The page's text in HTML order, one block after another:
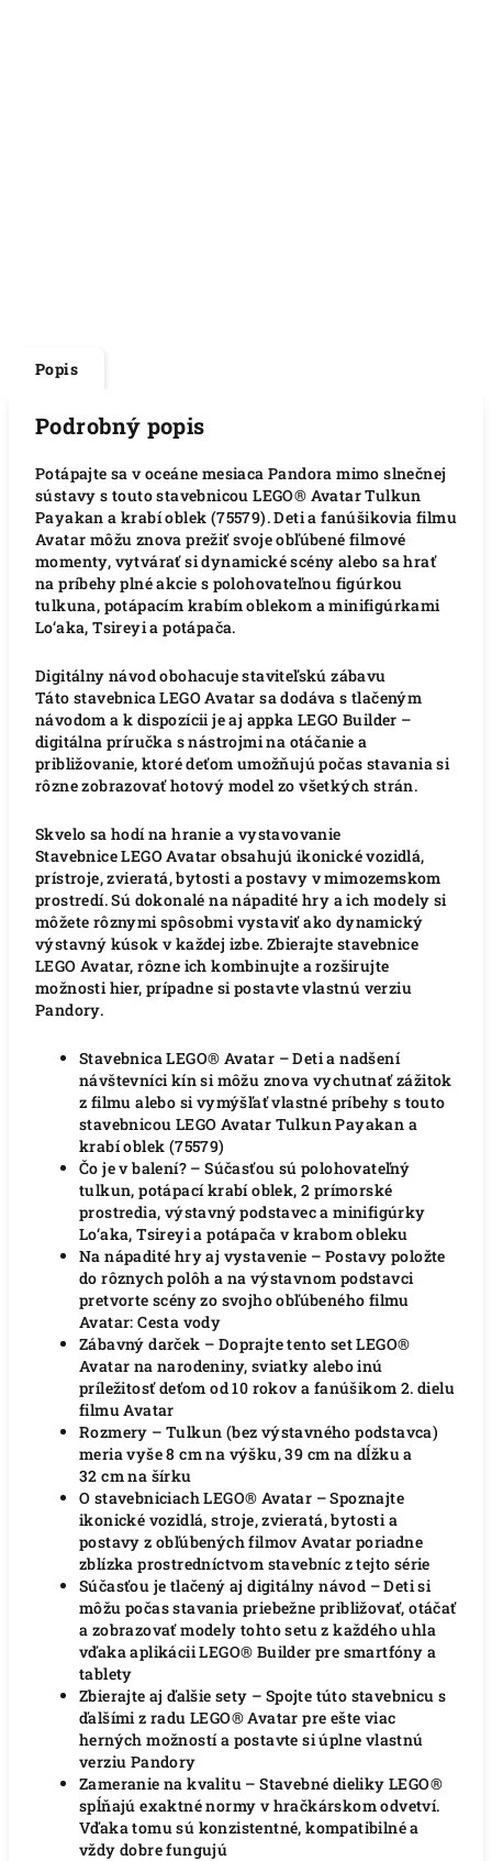
Popis
Podrobný popis
Potápajte sa v oceáne mesiaca Pandora mimo slnečnej
sústavy s touto stavebnicou LEGO® Avatar Tulkun
Payakan a krabí oblek (75579). Deti a fanúšikovia filmu
Avatar môžu znova prežiť svoje obľúbené filmové
momenty, vytvárať si dynamické scény alebo sa hrať
na príbehy plné akcie s polohovateľnou figúrkou
tulkuna, potápacím krabím oblekom a minifigúrkami
Lo‘aka, Tsireyi a potápača.
Digitálny návod obohacuje staviteľskú zábavu
Táto stavebnica LEGO Avatar sa dodáva s tlačeným
návodom a k dispozícii je aj appka LEGO Builder –
digitálna príručka s nástrojmi na otáčanie a
približovanie, ktoré deťom umožňujú počas stavania si
rôzne zobrazovať hotový model zo všetkých strán.
Skvelo sa hodí na hranie a vystavovanie
Stavebnice LEGO Avatar obsahujú ikonické vozidlá,
prístroje, zvieratá, bytosti a postavy v mimozemskom
prostredí. Sú dokonalé na nápadité hry a ich modely si
môžete rôznymi spôsobmi vystaviť ako dynamický
výstavný kúsok v každej izbe. Zbierajte stavebnice
LEGO Avatar, rôzne ich kombinujte a rozširujte
možnosti hier, prípadne si postavte vlastnú verziu
Pandory.
Stavebnica LEGO® Avatar – Deti a nadšení
návštevníci kín si môžu znova vychutnať zážitok
z filmu alebo si vymýšľať vlastné príbehy s touto
stavebnicou LEGO Avatar Tulkun Payakan a
krabí oblek (75579)
Čo je v balení? – Súčasťou sú polohovateľný
tulkun, potápací krabí oblek, 2 prímorské
prostredia, výstavný podstavec a minifigúrky
Lo‘aka, Tsireyi a potápača v krabom obleku
Na nápadité hry aj vystavenie – Postavy položte
do rôznych polôh a na výstavnom podstavci
pretvorte scény zo svojho obľúbeného filmu
Avatar: Cesta vody
Zábavný darček – Doprajte tento set LEGO®
Avatar na narodeniny, sviatky alebo inú
príležitosť deťom od 10 rokov a fanúšikom 2. dielu
filmu Avatar
Rozmery – Tulkun (bez výstavného podstavca)
meria vyše 8 cm na výšku, 39 cm na dĺžku a
32 cm na šírku
O stavebniciach LEGO® Avatar – Spoznajte
ikonické vozidlá, stroje, zvieratá, bytosti a
postavy z obľúbených filmov Avatar poriadne
zblízka prostredníctvom stavebníc z tejto série
Súčasťou je tlačený aj digitálny návod – Deti si
môžu počas stavania priebežne približovať, otáčať
a zobrazovať modely tohto setu z každého uhla
vďaka aplikácii LEGO® Builder pre smartfóny a
tablety
Zbierajte aj ďalšie sety – Spojte túto stavebnicu s
ďalšími z radu LEGO® Avatar pre ešte viac
herných možností a postavte si úplne vlastnú
verziu Pandory
Zameranie na kvalitu – Stavebné dieliky LEGO®
spĺňajú exaktné normy v hračkárskom odvetví.
Vďaka tomu sú konzistentné, kompatibilné a
vždy dobre fungujú